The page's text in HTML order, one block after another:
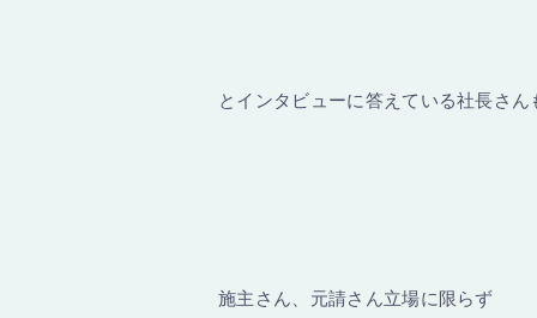
とインタビューに答えている社長さん
施主さん、元請さん立場に限らず